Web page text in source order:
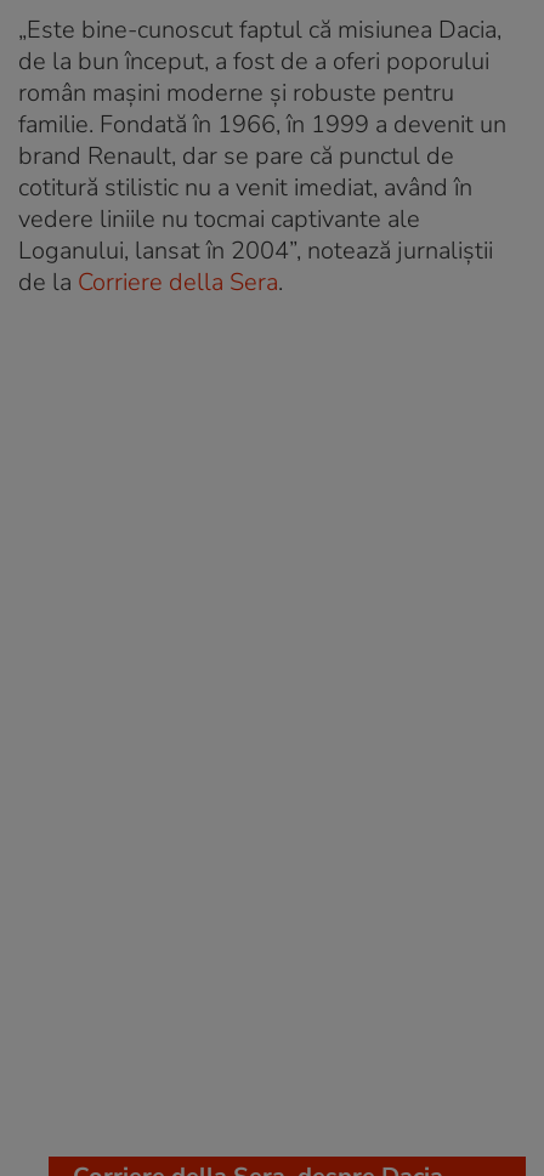
„Este bine-cunoscut faptul că misiunea Dacia,
de la bun început, a fost de a oferi poporului
român mașini moderne și robuste pentru
familie. Fondată în 1966, în 1999 a devenit un
brand Renault, dar se pare că punctul de
cotitură stilistic nu a venit imediat, având în
vedere liniile nu tocmai captivante ale
Loganului, lansat în 2004”, notează jurnaliștii
de la Corriere della Sera.